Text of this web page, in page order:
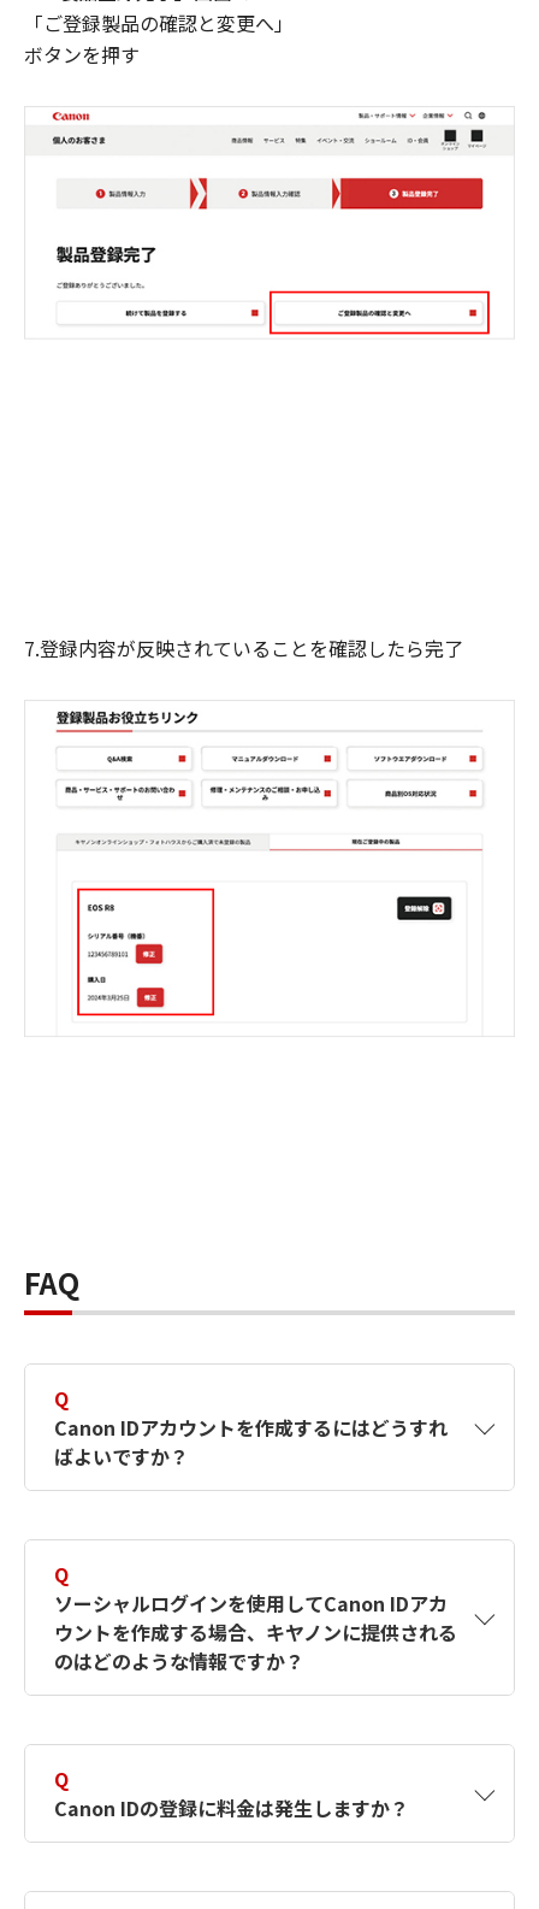
「ご登録製品の確認と変更へ」
ボタンを押す
7.登録内容が反映されていることを確認したら完了
FAQ
Q
Canon IDアカウントを作成するにはどうすれ
ばよいですか？
す。詳しい作成方法は【カメラ】Canon IDとは
何ですか？Canon IDの作成方法は？をご確認く
ださい。
Q
ソーシャルログインを使用してCanon IDアカ
ウントを作成する場合、キヤノンに提供される
のはどのような情報ですか？
択したサービスから取得します。アカウントを
簡単に作成できるように、この情報を使用して
Canon IDの登録フォームを入力します。
Q
Canon IDの登録に料金は発生しますか？